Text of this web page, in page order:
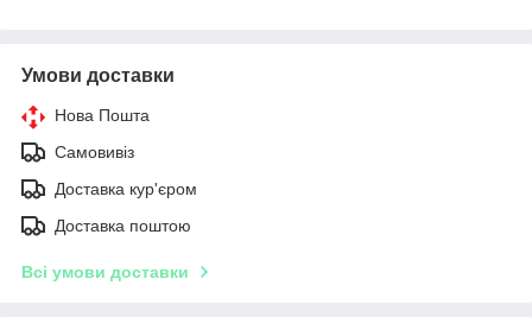
Умови доставки
Нова Пошта
Самовивіз
Доставка кур'єром
Доставка поштою
Всі умови доставки